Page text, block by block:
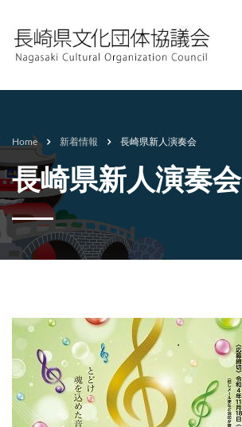
Home 新着情報 長崎県新人演奏会
長崎県新人演奏会